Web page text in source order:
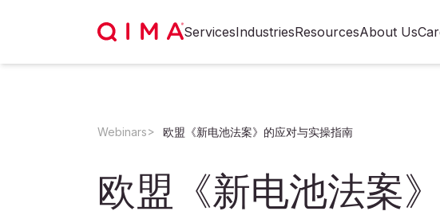
ServicesIndustriesResourcesAbout Us
Webinars 欧盟《新电池法案》的应对与实操指南
欧盟《新电池法案